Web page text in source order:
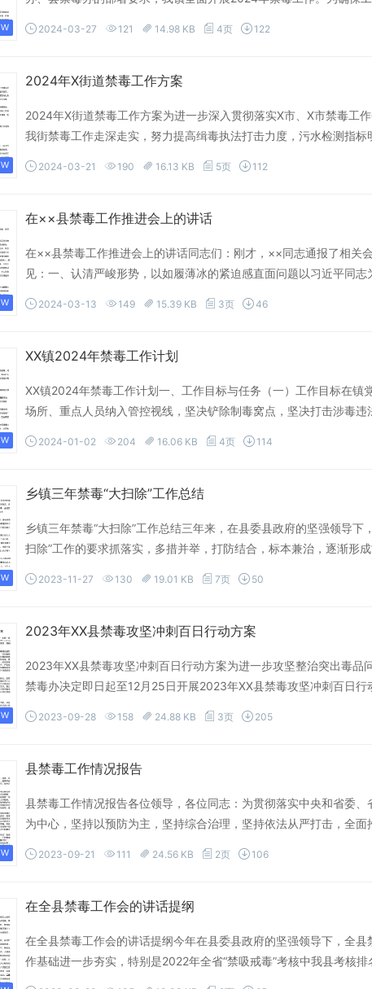
2024-03-27 121 14.98 KB 4页 122
2024年X街道禁毒工作方案
2024年X街道禁毒工作方案为进一步深入贯彻落实X市、X市禁毒工
我街禁毒工作走深走实，努力提高缉毒执法打击力度，污水检测指标
2024-03-21 190 16.13 KB 5页 112
在××县禁毒工作推进会上的讲话
在××县禁毒工作推进会上的讲话同志们：刚才，××同志通报了相关
见：一、认清严峻形势，以如履薄冰的紧迫感直面问题以习近平同志
2024-03-13 149 15.39 KB 3页 46
XX镇2024年禁毒工作计划
XX镇2024年禁毒工作计划一、工作目标与任务（一）工作目标在
场所、重点人员纳入管控视线，坚决铲除制毒窝点，坚决打击涉毒违
2024-01-02 204 16.06 KB 4页 114
乡镇三年禁毒“大扫除”工作总结
乡镇三年禁毒“大扫除”工作总结三年来，在县委县政府的坚强领导
扫除”工作的要求抓落实，多措并举，打防结合，标本兼治，逐渐形成
2023-11-27 130 19.01 KB 7页 50
2023年XX县禁毒攻坚冲刺百日行动方案
2023年XX县禁毒攻坚冲刺百日行动方案为进一步攻坚整治突出毒品
禁毒办决定即日起至12月25日开展2023年XX县禁毒攻坚冲刺百日行
2023-09-28 158 24.88 KB 3页 205
县禁毒工作情况报告
县禁毒工作情况报告各位领导，各位同志：为贯彻落实中央和省委
为中心，坚持以预防为主，坚持综合治理，坚持依法从严打击，全面
2023-09-21 111 24.56 KB 2页 106
在全县禁毒工作会的讲话提纲
在全县禁毒工作会的讲话提纲今年在县委县政府的坚强领导下，全
作基础进一步夯实，特别是2022年全省“禁吸戒毒”考核中我县考核排